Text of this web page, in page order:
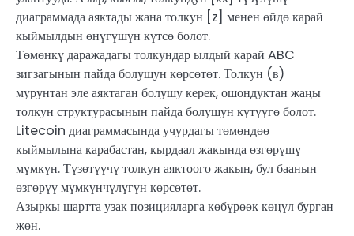
диаграммада аяктады жана толкун [z] менен өйдө карай
кыймылдын өнүгүшүн күтсө болот.
Төмөнкү даражадагы толкундар ылдый карай ABC
зигзагынын пайда болушун көрсөтөт. Толкун (в)
мурунтан эле аяктаган болушу керек, ошондуктан жаңы
толкун структурасынын пайда болушун күтүүгө болот.
Litecoin диаграммасында учурдагы төмөндөө
кыймылына карабастан, кырдаал жакында өзгөрүшү
мүмкүн. Түзөтүүчү толкун аяктоого жакын, бул баанын
өзгөрүү мүмкүнчүлүгүн көрсөтөт.
Азыркы шартта узак позицияларга көбүрөөк көңүл бурган
жөн.